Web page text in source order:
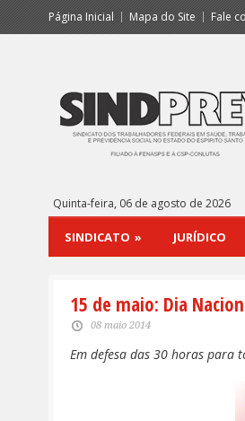
Página Inicial Mapa do Site Fale
Quinta-feira, 06 de agosto de 2026
SINDICATO » JURÍDICO
15 de maio: Dia
08 maio 2014
Em defesa das 30 horas para